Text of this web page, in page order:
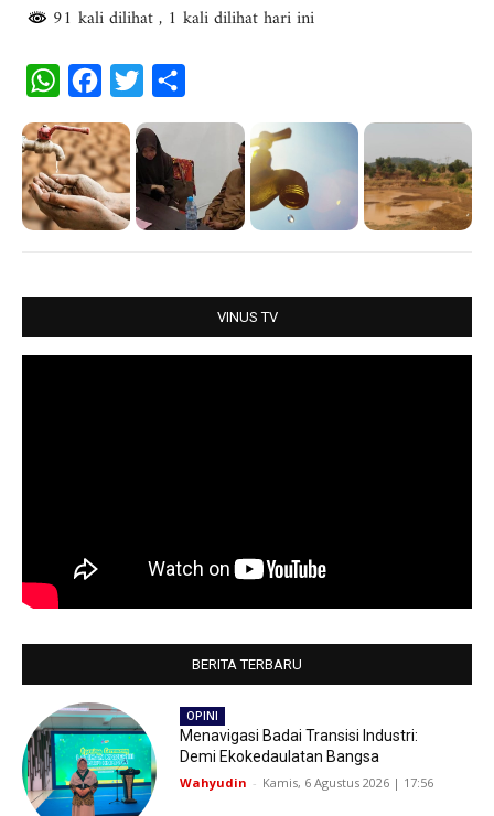
91 kali dilihat, 1 kali dilihat hari ini
W
a
t
s
c
e
b
i
t
t
r
e
VINUS TV
BERITA TERBARU
OPINI
Menavigasi Badai Transisi Industri:
Demi Ekokedaulatan Bangsa
Wahyudin - Kamis, 6 Agustus 2026 | 17:56